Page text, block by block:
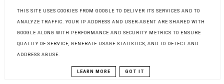
O mnie
Współpraca
Kontakt
BLOG DIY ADZIK-
THIS SITE USES COOKIES FROM GOOGLE TO DELIVER ITS SERVICES AND TO
ANALYZE TRAFFIC. YOUR IP ADDRESS AND USER-AGENT ARE SHARED WITH
GOOGLE ALONG WITH PERFORMANCE AND SECURITY METRICS TO ENSURE
QUALITY OF SERVICE, GENERATE USAGE STATISTICS, AND TO DETECT AND
ADDRESS ABUSE.
LEARN MORE GOT IT